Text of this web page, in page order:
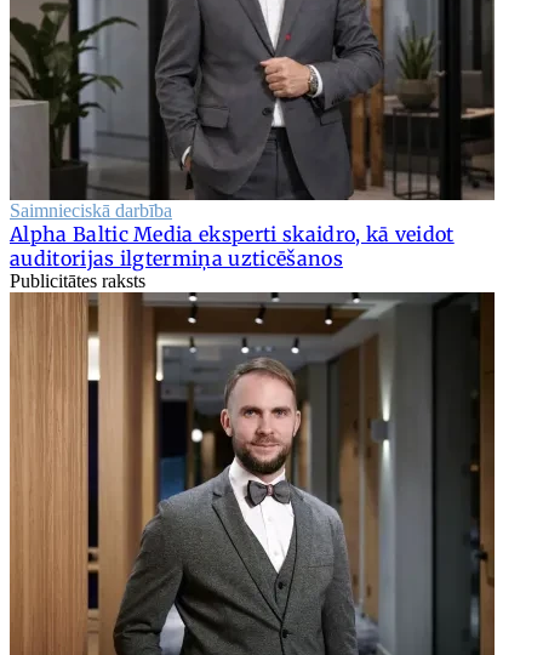
Saimnieciskā darbība
Alpha Baltic Media eksperti skaidro, kā veidot
auditorijas ilgtermiņa uzticēšanos
Publicitātes raksts